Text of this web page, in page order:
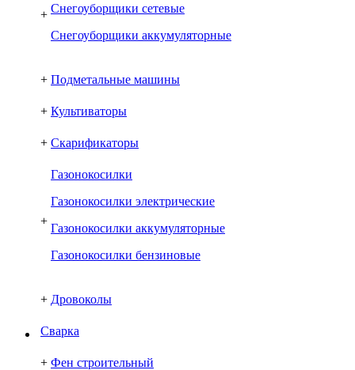
+ Снегоуборщики сетевые
Снегоуборщики аккумуляторные
+ Подметальные машины
+ Культиваторы
+ Скарификаторы
+
Газонокосилки
Газонокосилки электрические
Газонокосилки аккумуляторные
Газонокосилки бензиновые
+ Дровоколы
Сварка
+ Фен строительный